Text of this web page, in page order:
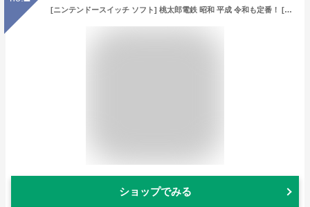
[ニンテンドースイッチ ソフト] 桃太郎電鉄 昭和 平成 令和も定番！ [RL005-J1]
ショップでみる